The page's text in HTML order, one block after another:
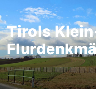
Tirols